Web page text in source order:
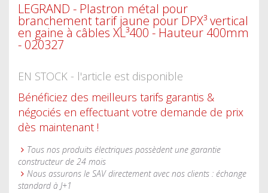
LEGRAND - Plastron métal pour
branchement tarif jaune pour DPX³ vertical
en gaine à câbles XL³400 - Hauteur 400mm
- 020327
EN STOCK - l'article est disponible
Bénéficiez des meilleurs tarifs garantis &
négociés en effectuant votre demande de prix
dès maintenant !
Tous nos produits électriques possèdent une garantie
constructeur de 24 mois
Nous assurons le SAV directement avec nos clients : échange
standard à J+1